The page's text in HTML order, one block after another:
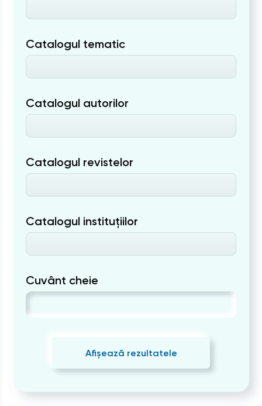
Catalogul tematic
Catalogul autorilor
Catalogul revistelor
Catalogul instituțiilor
Cuvânt cheie
Afișează rezultatele